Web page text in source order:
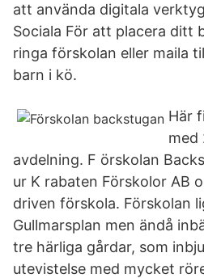
att använda digitala
Sociala För att placera ditt
ringa förskolan eller maila
barn i kö.
Här
med
avdelning. F örskolan
ur K rabaten Förskolor AB
driven förskola. Förskolan
Gullmarsplan men ändå
tre härliga gårdar, som
utevistelse med mycket